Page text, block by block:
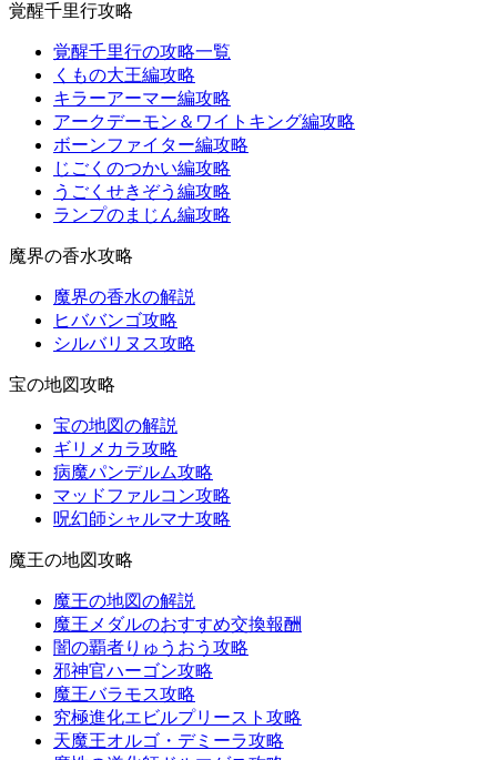
覚醒千里行攻略
覚醒千里行の攻略一覧
くもの大王編攻略
キラーアーマー編攻略
アークデーモン＆ワイトキング編攻略
ボーンファイター編攻略
じごくのつかい編攻略
うごくせきぞう編攻略
ランプのまじん編攻略
魔界の香水攻略
魔界の香水の解説
ヒババンゴ攻略
シルバリヌス攻略
宝の地図攻略
宝の地図の解説
ギリメカラ攻略
病魔パンデルム攻略
マッドファルコン攻略
呪幻師シャルマナ攻略
魔王の地図攻略
魔王の地図の解説
魔王メダルのおすすめ交換報酬
闇の覇者りゅうおう攻略
邪神官ハーゴン攻略
魔王バラモス攻略
究極進化エビルプリースト攻略
天魔王オルゴ・デミーラ攻略